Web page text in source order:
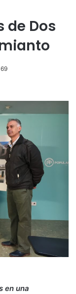
de Dos
69
en una